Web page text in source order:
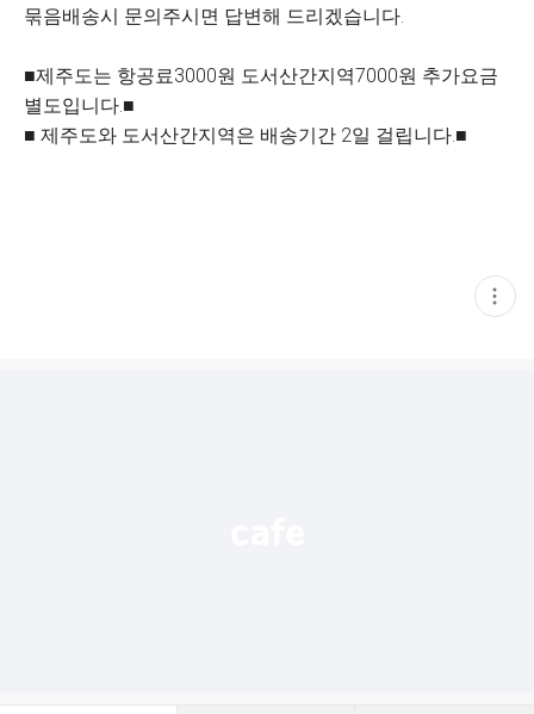
묶음배송시 문의주시면 답변해 드리겠습니다.
■제주도는 항공료3000원 도서산간지역7000원 추가요금
별도입니다.■
■ 제주도와 도서산간지역은 배송기간 2일 걸립니다.■
현
재